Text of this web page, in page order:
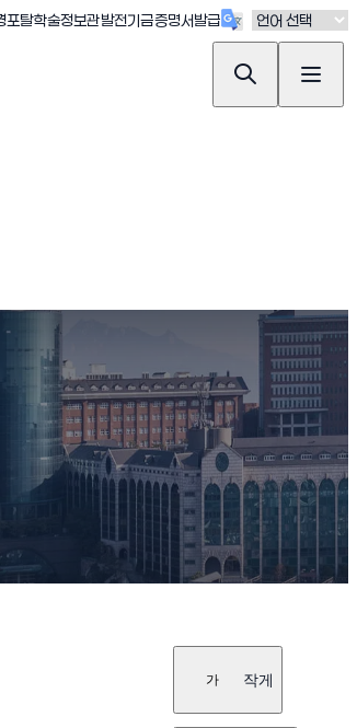
열림)
포탈(새창 열림)
학술정보관(새창 열림)
발전기금(새창 열림)
증명서발급(새창 열림)
가 작게